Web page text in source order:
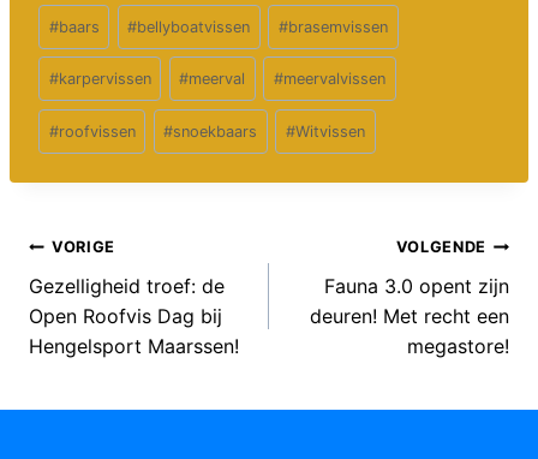
Bericht
tags:
#baars #bellyboatvissen #brasemvissen
#karpervissen #meerval #meervalvissen
#roofvissen #snoekbaars #Witvissen
Bericht
navigatie
VORIGE
Gezelligheid troef: de
Open Roofvis Dag bij
Hengelsport Maarssen!
VOLGENDE
Fauna 3.0 opent zijn
deuren! Met recht een
megastore!